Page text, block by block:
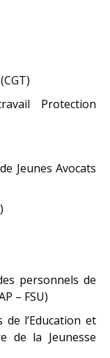
Protection
Jeunes Avocats
personnels de
– FSU)
l’Education et
de la Jeunesse